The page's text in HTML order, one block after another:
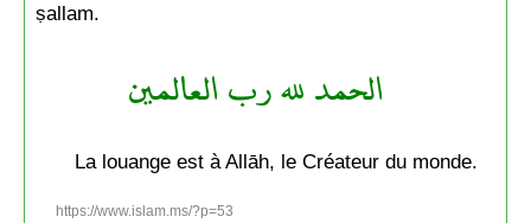
ṣallam.
الحمد لله رب العالمين
La louange est à Allāh, le Créateur du monde.
https://www.islam.ms/?p=53